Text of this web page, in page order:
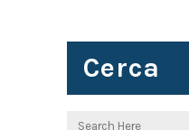
Cerca